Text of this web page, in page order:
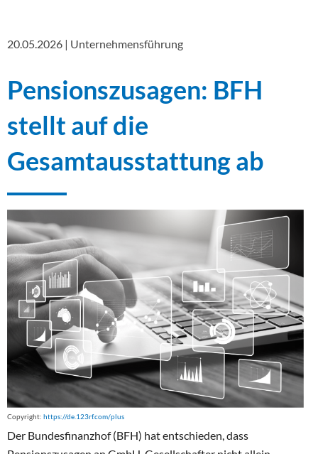
20.05.2026 | Unternehmensführung
Pensionszusagen: BFH
stellt auf die
Gesamtausstattung ab
Copyright: https://de.123rf.com/plus
Der Bundesfinanzhof (BFH) hat entschieden, dass